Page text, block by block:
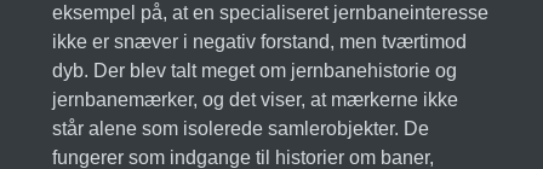
eksempel på, at en specialiseret jernbaneinteresse
ikke er snæver i negativ forstand, men tværtimod
dyb. Der blev talt meget om jernbanehistorie og
jernbanemærker, og det viser, at mærkerne ikke
står alene som isolerede samlerobjekter. De
fungerer som indgange til historier om baner,